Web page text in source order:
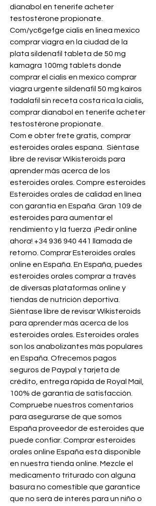
dianabol en tenerife acheter
testostérone propionate.
Com/yc6gefge cialis en linea mexico
comprar viagra en la ciudad de la
plata sildenafil tableta de 50 mg
kamagra 100mg tablets donde
comprar el cialis en mexico comprar
viagra urgente sildenafil 50 mg kairos
tadalafil sin receta costa rica la cialis,
comprar dianabol en tenerife acheter
testostérone propionate.
Com e obter frete gratis, comprar
esteroides orales espana.  Siéntase
libre de revisar Wikisteroids para
aprender más acerca de los
esteroides orales. Compre esteroides
Esteroides orales de calidad en línea
con garantía en España  Gran 109 de
esteroides para aumentar el
rendimiento y la fuerza ️ ¡Pedir online
ahora! +34 936 940 441 llamada de
retorno. Comprar Esteroides orales
online en España. En España, puedes
esteroides orales comprar a través
de diversas plataformas online y
tiendas de nutrición deportiva.
Siéntase libre de revisar Wikisteroids
para aprender más acerca de los
esteroides orales. Esteroides orales
son los anabolizantes más populares
en España. Ofrecemos pagos
seguros de Paypal y tarjeta de
crédito, entrega rápida de Royal Mail,
100% de garantía de satisfacción.
Compruebe nuestros comentarios
para asegurarse de que somos
España proveedor de esteroides que
puede confiar. Comprar esteroides
orales online España está disponible
en nuestra tienda online. Mezcle el
medicamento triturado con alguna
basura no comestible que garantice
que no será de interés para un niño o